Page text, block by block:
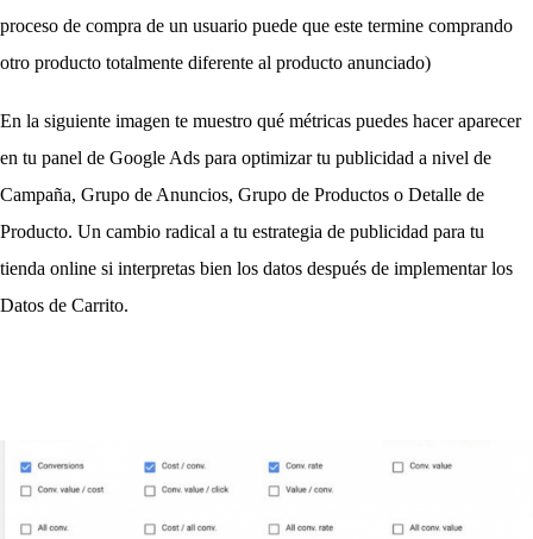
proceso de compra de un usuario puede que este termine comprando
otro producto totalmente diferente al producto anunciado)
En la siguiente imagen te muestro qué métricas puedes hacer aparecer
en tu panel de Google Ads para optimizar tu publicidad a nivel de
Campaña, Grupo de Anuncios, Grupo de Productos o Detalle de
Producto. Un cambio radical a tu estrategia de publicidad para tu
tienda online si interpretas bien los datos después de implementar los
Datos de Carrito.